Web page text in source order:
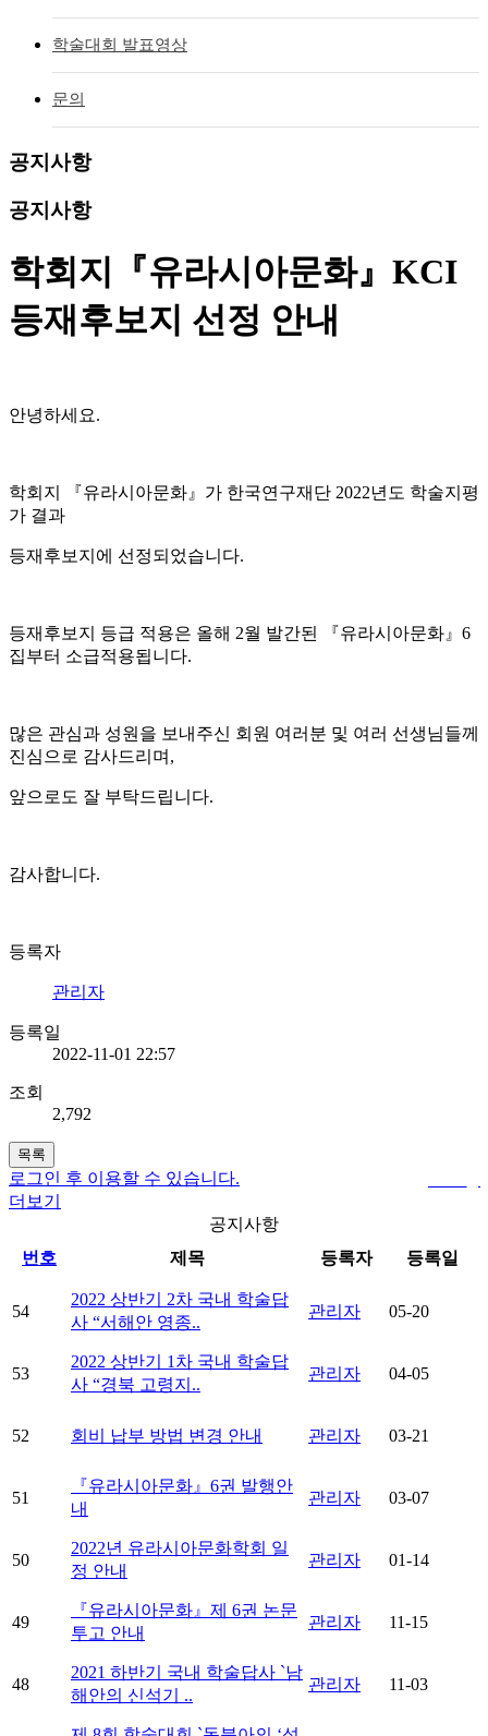
학술대회 발표영상
문의
공지사항
공지사항
학회지『유라시아문화』KCI
등재후보지 선정 안내
안녕하세요.
학회지 『유라시아문화』가 한국연구재단 2022년도 학술지평
가 결과
등재후보지에 선정되었습니다.
등재후보지 등급 적용은 올해 2월 발간된 『유라시아문화』6
집부터 소급적용됩니다.
많은 관심과 성원을 보내주신 회원 여러분 및 여러 선생님들께
진심으로 감사드리며,
앞으로도 잘 부탁드립니다.
감사합니다.
등록자
관리자
등록일
2022-11-01 22:57
조회
2,792
목록
로그인 후 이용할 수 있습니다.
더보기
공지사항
번호
제목 등록자 등록일
54
2022 상반기 2차 국내 학술답
사 “서해안 영종..
관리자 05-20
53
2022 상반기 1차 국내 학술답
사 “경북 고령지..
관리자 04-05
52 회비 납부 방법 변경 안내 관리자 03-21
51
『유라시아문화』6권 발행안
내
관리자 03-07
50
2022년 유라시아문화학회 일
정 안내
관리자 01-14
49
『유라시아문화』제 6권 논문
투고 안내
관리자 11-15
48
2021 하반기 국내 학술답사 `남
해안의 신석기 ..
관리자 11-03